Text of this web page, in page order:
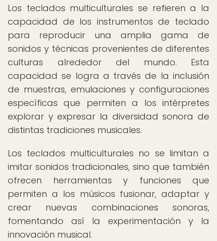
Los teclados multiculturales se refieren a la
capacidad de los instrumentos de teclado
para reproducir una amplia gama de
sonidos y técnicas provenientes de diferentes
culturas alrededor del mundo. Esta
capacidad se logra a través de la inclusión
de muestras, emulaciones y configuraciones
específicas que permiten a los intérpretes
explorar y expresar la diversidad sonora de
distintas tradiciones musicales.
Los teclados multiculturales no se limitan a
imitar sonidos tradicionales, sino que también
ofrecen herramientas y funciones que
permiten a los músicos fusionar, adaptar y
crear nuevas combinaciones sonoras,
fomentando así la experimentación y la
innovación musical.